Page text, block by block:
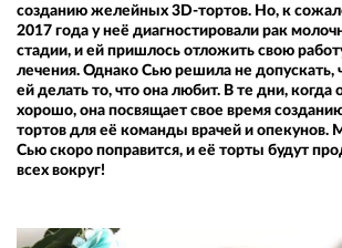
созданию желейных 3D-тортов. Но, к
2017 года у неё диагностировали рак
стадии, и ей пришлось отложить свою
лечения. Однако Сью решила не
ей делать то, что она любит. В те дни, когда
хорошо, она посвящает свое время
тортов для её команды врачей и опекунов.
Сью скоро поправится, и её торты будут
всех вокруг!